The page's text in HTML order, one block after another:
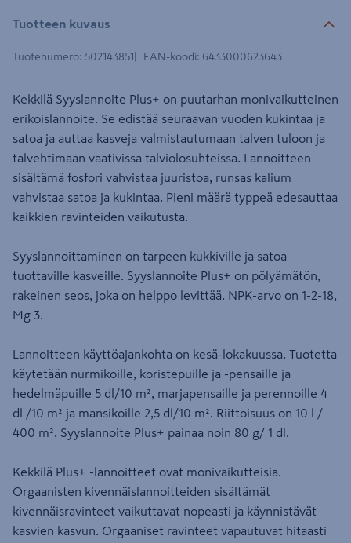
Tuotteen kuvaus
Tuotenumero: 502143851 EAN-koodi: 6433000623643
Kekkilä Syyslannoite Plus+ on puutarhan monivaikutteinen
erikoislannoite. Se edistää seuraavan vuoden kukintaa ja
satoa ja auttaa kasveja valmistautumaan talven tuloon ja
talvehtimaan vaativissa talviolosuhteissa. Lannoitteen
sisältämä fosfori vahvistaa juuristoa, runsas kalium
vahvistaa satoa ja kukintaa. Pieni määrä typpeä edesauttaa
kaikkien ravinteiden vaikutusta.
Syyslannoittaminen on tarpeen kukkiville ja satoa
tuottaville kasveille. Syyslannoite Plus+ on pölyämätön,
rakeinen seos, joka on helppo levittää. NPK-arvo on 1-2-18,
Mg 3.
Lannoitteen käyttöajankohta on kesä-lokakuussa. Tuotetta
käytetään nurmikoille, koristepuille ja -pensaille ja
hedelmäpuille 5 dl/10 m², marjapensaille ja perennoille 4
dl /10 m² ja mansikoille 2,5 dl/10 m². Riittoisuus on 10 l /
400 m². Syyslannoite Plus+ painaa noin 80 g/ 1 dl.
Kekkilä Plus+ -lannoitteet ovat monivaikutteisia.
Orgaanisten kivennäislannoitteiden sisältämät
kivennäisravinteet vaikuttavat nopeasti ja käynnistävät
kasvien kasvun. Orgaaniset ravinteet vapautuvat hitaasti